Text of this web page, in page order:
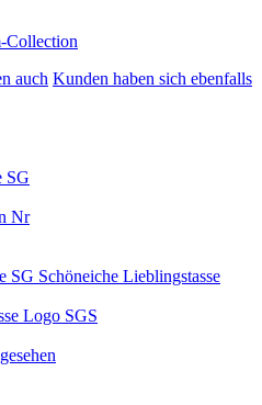
Collection
auch Kunden haben sich ebenfalls
SG
Nr
SG Schöneiche Lieblingstasse
Logo SGS